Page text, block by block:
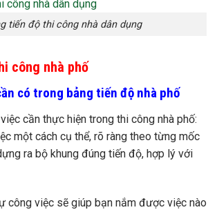
tiến độ thi công nhà dân dụng
công nhà phố
có trong bảng tiến độ nhà phố
cần thực hiện trong thi công nhà phố:
một cách cụ thể, rõ ràng theo từng mốc
ra bộ khung đúng tiến độ, hợp lý với
công việc sẽ giúp bạn nắm được việc nào